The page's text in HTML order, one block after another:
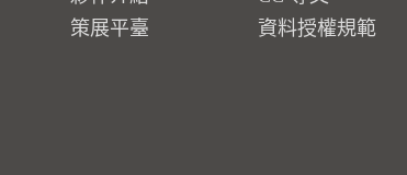
策展平臺
資料授權規範